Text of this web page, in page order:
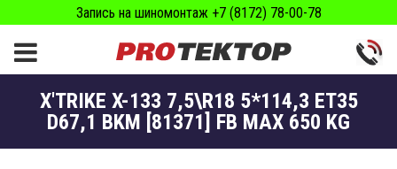
Запись на шиномонтаж +7 (8172) 78-00-78
X'TRIKE X-133 7,5\R18 5*114,3 ET35
D67,1 BKM [81371] FB MAX 650 KG